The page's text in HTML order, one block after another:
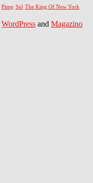
Pimp Sol The King Of New York
WordPress and Magazino